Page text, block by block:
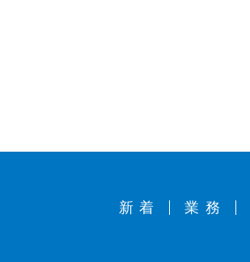
新着 業務